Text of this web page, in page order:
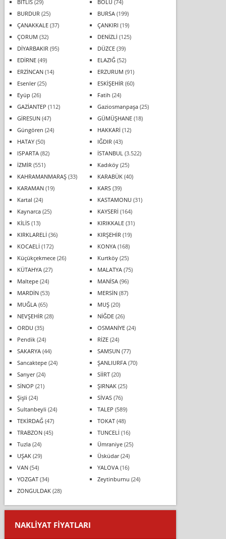
BİTLİS(29) BOLU (74)
BURDUR (25) BURSA(199)
ÇANAKKALE(37) ÇANKIRI (19)
ÇORUM (32) DENİZLİ (125)
DİYARBAKIR (95) DÜZCE(39)
EDİRNE(49) ELAZIĞ(52)
ERZİNCAN(14) ERZURUM (91)
Esenler(25) ESKİŞEHİR (60)
Eyüp (26) Fatih (24)
GAZİANTEP (112) Gaziosmanpaşa(25)
GİRESUN(47) GÜMÜŞHANE(18)
Güngören (24) HAKKARİ (12)
HATAY(50) IĞDIR (43)
ISPARTA(82) İSTANBUL (3.522)
İZMİR (551) Kadıköy(25)
KAHRAMANMARAŞ(33) KARABÜK(40)
KARAMAN(19) KARS(39)
Kartal (24) KASTAMONU (31)
Kaynarca(25) KAYSERİ (164)
KİLİS(13) KIRIKKALE(31)
KIRKLARELİ (36) KIRŞEHİR (19)
KOCAELİ (172) KONYA(168)
Küçükçekmece(26) Kurtköy(25)
KÜTAHYA(27) MALATYA(75)
Maltepe(24) MANİSA(96)
MARDİN(53) MERSİN(87)
MUĞLA(65) MUŞ(20)
NEVŞEHİR (28) NİĞDE(26)
ORDU (35) OSMANİYE(24)
Pendik(24) RİZE(24)
SAKARYA(44) SAMSUN(77)
Sancaktepe(24) ŞANLIURFA(70)
Sarıyer(24) SİİRT(20)
SİNOP (21) ŞIRNAK(25)
Şişli (24) SİVAS(76)
Sultanbeyli (24) TALEP (589)
TEKİRDAĞ(47) TOKAT(48)
TRABZON(45) TUNCELİ (16)
Tuzla(24) Ümraniye(25)
UŞAK(29) Üsküdar(24)
VAN(54) YALOVA(16)
YOZGAT(34) Zeytinburnu (24)
ZONGULDAK(28)
NAKLIYAT FIYATLARI